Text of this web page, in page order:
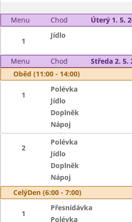
Menu Chod Úterý 1. 5.
1
Jídlo
Menu Chod
Středa 2. 5.
Oběd (11:00 - 14:00)
1
Polévka
Jídlo
Doplněk
Nápoj
2
Polévka
Jídlo
Doplněk
Nápoj
CelýDen (6:00 - 7:00)
1
Přesnídávka
Polévka